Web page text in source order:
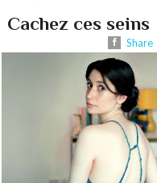
Cachez ces seins
Share